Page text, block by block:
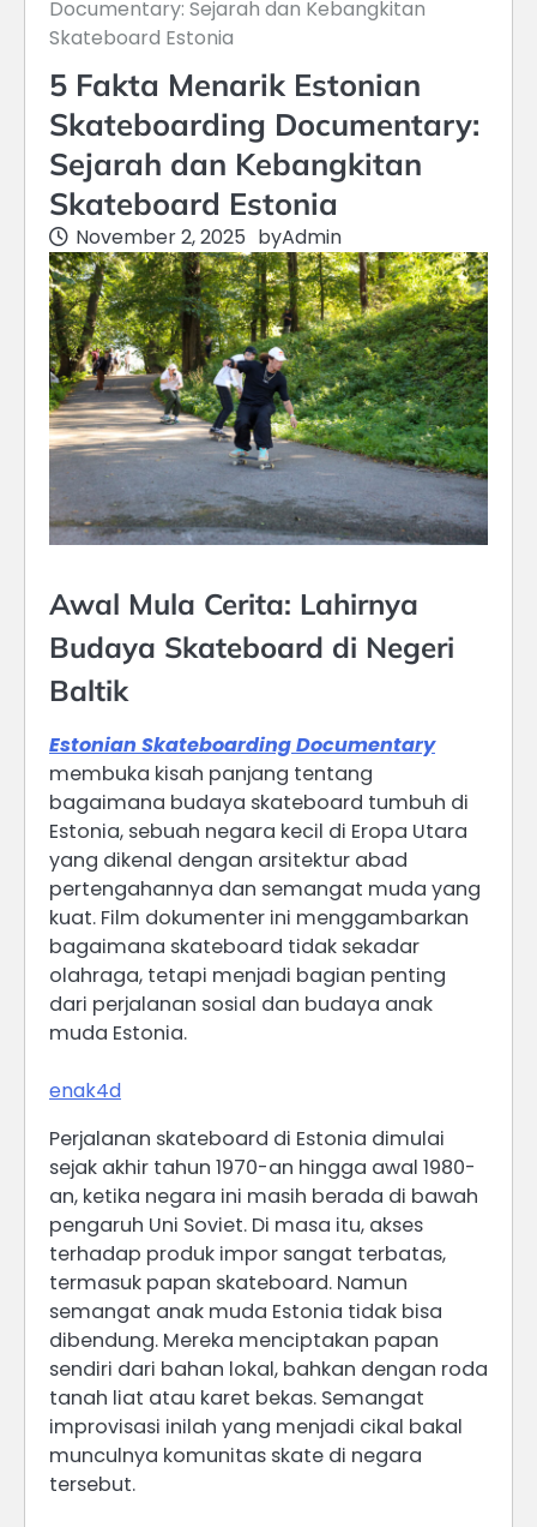
Documentary: Sejarah dan Kebangkitan
Skateboard Estonia
5 Fakta Menarik Estonian
Skateboarding Documentary:
Sejarah dan Kebangkitan
Skateboard Estonia
November 2, 2025 byAdmin
Awal Mula Cerita: Lahirnya
Budaya Skateboard di Negeri
Baltik
Estonian Skateboarding Documentary
membuka kisah panjang tentang
bagaimana budaya skateboard tumbuh di
Estonia, sebuah negara kecil di Eropa Utara
yang dikenal dengan arsitektur abad
pertengahannya dan semangat muda yang
kuat. Film dokumenter ini menggambarkan
bagaimana skateboard tidak sekadar
olahraga, tetapi menjadi bagian penting
dari perjalanan sosial dan budaya anak
muda Estonia.
enak4d
Perjalanan skateboard di Estonia dimulai
sejak akhir tahun 1970-an hingga awal 1980-
an, ketika negara ini masih berada di bawah
pengaruh Uni Soviet. Di masa itu, akses
terhadap produk impor sangat terbatas,
termasuk papan skateboard. Namun
semangat anak muda Estonia tidak bisa
dibendung. Mereka menciptakan papan
sendiri dari bahan lokal, bahkan dengan roda
tanah liat atau karet bekas. Semangat
improvisasi inilah yang menjadi cikal bakal
munculnya komunitas skate di negara
tersebut.